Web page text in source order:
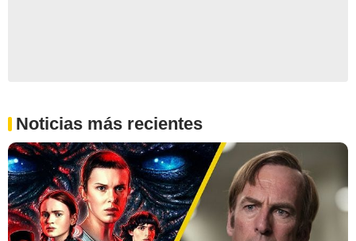
Noticias más recientes